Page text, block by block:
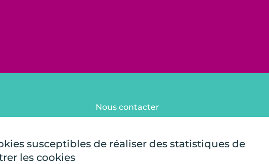
susceptibles de réaliser des statistiques de
les cookies
Nous contacter
Plan du site